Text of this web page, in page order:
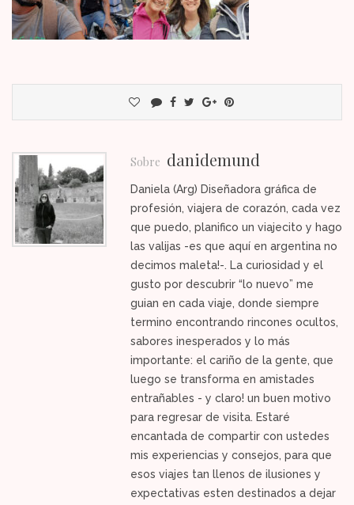
Sobre danidemund
Daniela (Arg) Diseñadora gráfica de
profesión, viajera de corazón, cada vez
que puedo, planifico un viajecito y hago
las valijas -es que aquí en argentina no
decimos maleta!-. La curiosidad y el
gusto por descubrir “lo nuevo” me
guian en cada viaje, donde siempre
termino encontrando rincones ocultos,
sabores inesperados y lo más
importante: el cariño de la gente, que
luego se transforma en amistades
entrañables - y claro! un buen motivo
para regresar de visita. Estaré
encantada de compartir con ustedes
mis experiencias y consejos, para que
esos viajes tan llenos de ilusiones y
expectativas esten destinados a dejar